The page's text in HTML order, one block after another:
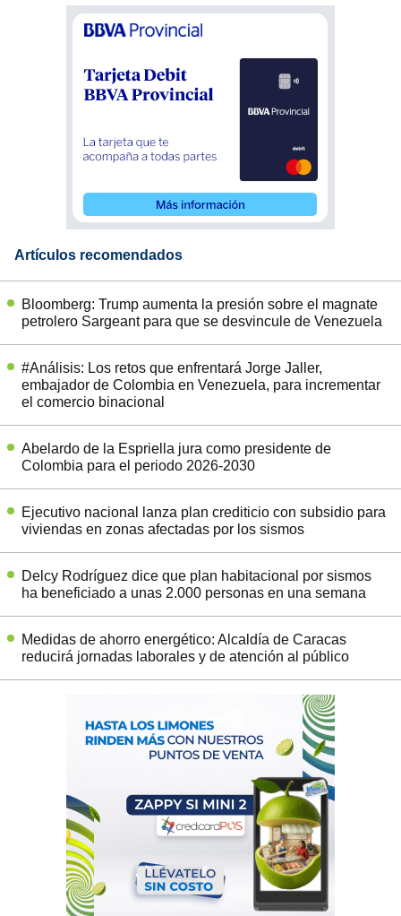
Artículos recomendados
Bloomberg: Trump aumenta la presión sobre el magnate
petrolero Sargeant para que se desvincule de Venezuela
#Análisis: Los retos que enfrentará Jorge Jaller,
embajador de Colombia en Venezuela, para incrementar
el comercio binacional
Abelardo de la Espriella jura como presidente de
Colombia para el periodo 2026-2030
Ejecutivo nacional lanza plan crediticio con subsidio para
viviendas en zonas afectadas por los sismos
Delcy Rodríguez dice que plan habitacional por sismos
ha beneficiado a unas 2.000 personas en una semana
Medidas de ahorro energético: Alcaldía de Caracas
reducirá jornadas laborales y de atención al público